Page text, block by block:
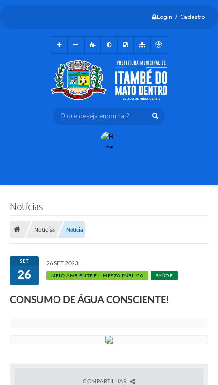
Login / Cadastro
O que deseja encontrar?
Notícias
Notícias Notícia
SET
26
26 SET 2023
MEIO AMBIENTE E LIMPEZA PÚBLICA SAÚDE
CONSUMO DE ÁGUA CONSCIENTE!
COMPARTILHAR